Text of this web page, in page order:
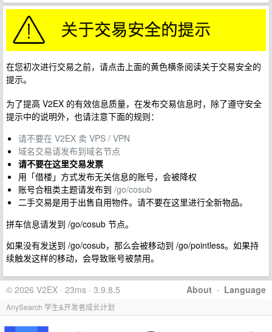
在您初次进行交易之前，请点击上面的黄色横条阅读关于交易安全的
提示。
为了提高 V2EX 的有效信息质量，在发布交易信息时，除了遵守安全
提示中的说明外，也请注意下面的规则：
请不要在 V2EX 卖 VPS / VPN
域名交易请发布到域名节点
请不要在这里交易发票
用「借楼」方式发布无关信息的账号，会被降权
账号合租类主题请发布到 /go/cosub
二手交易是用于出售自用物件。请不要在这里进行全新物品。
拼车信息请发到 /go/cosub 节点。
如果没有发送到 /go/cosub，那么会被移动到 /go/pointless。如果持
续触发这样的移动，会导致账号被禁用。
About · Language
© 2026 V2EX · 23ms · 3.9.8.5
AnySearch 学生&开发者成长计划